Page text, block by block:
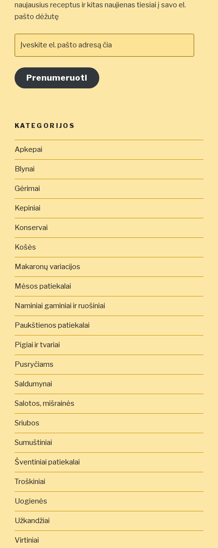
naujausius receptus ir kitas naujienas tiesiai į savo el.
pašto dėžutę
el.
adresą
čia
Prenumeruoti
KATEGORIJOS
Apkepai
Blynai
Gėrimai
Kepiniai
Konservai
Košės
Makaronų variacijos
Mėsos patiekalai
Naminiai gaminiai ir ruošiniai
Paukštienos patiekalai
Pigiai ir tvariai
Pusryčiams
Saldumynai
Salotos, mišrainės
Sriubos
Sumuštiniai
Šventiniai patiekalai
Troškiniai
Uogienės
Užkandžiai
Virtiniai